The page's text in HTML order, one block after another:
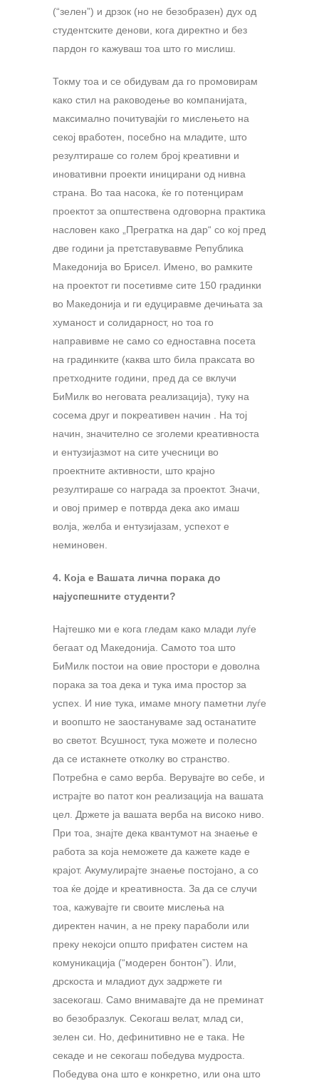
(“зелен”) и дрзок (но не безобразен) дух од
студентските денови, кога директно и без
пардон го кажуваш тоа што го мислиш.
Токму тоа и се обидувам да го промовирам
како стил на раководење во компанијата,
максимално почитувајќи го мислењето на
секој вработен, посебно на младите, што
резултираше со голем број креативни и
иновативни проекти иницирани од нивна
страна. Во таа насока, ќе го потенцирам
проектот за општествена одговорна практика
насловен како „Прегратка на дар“ со кој пред
две години ја претставувавме Република
Македонија во Брисел. Имено, во рамките
на проектот ги посетивме сите 150 градинки
во Македонија и ги едуциравме дечињата за
хуманост и солидарност, но тоа го
направивме не само со едноставна посета
на градинките (каква што била праксата во
претходните години, пред да се вклучи
БиМилк во неговата реализација), туку на
сосема друг и покреативен начин . На тој
начин, значително се зголеми креативноста
и ентузијазмот на сите учесници во
проектните активности, што крајно
резултираше со награда за проектот. Значи,
и овој пример е потврда дека ако имаш
волја, желба и ентузијазам, успехот е
неминовен.
4. Која е Вашата лична порака до
најуспешните студенти?
Најтешко ми е кога гледам како млади луѓе
бегаат од Македонија. Самото тоа што
БиМилк постои на овие простори е доволна
порака за тоа дека и тука има простор за
успех. И ние тука, имаме многу паметни луѓе
и воопшто не заостануваме зад останатите
во светот. Всушност, тука можете и полесно
да се истакнете отколку во странство.
Потребна е само верба. Верувајте во себе, и
истрајте во патот кон реализација на вашата
цел. Држете ја вашата верба на високо ниво.
При тоа, знајте дека квантумот на знаење е
работа за која неможете да кажете каде е
крајот. Акумулирајте знаење постојано, а со
тоа ќе дојде и креативноста. За да се случи
тоа, кажувајте ги своите мислења на
директен начин, а не преку параболи или
преку некојси општо прифатен систем на
комуникација (“модерен бонтон”). Или,
дрскоста и младиот дух задржете ги
засекогаш. Само внимавајте да не преминат
во безобразлук. Секогаш велат, млад си,
зелен си. Но, дефинитивно не е така. Не
секаде и не секогаш победува мудроста.
Победува она што е конкретно, или она што